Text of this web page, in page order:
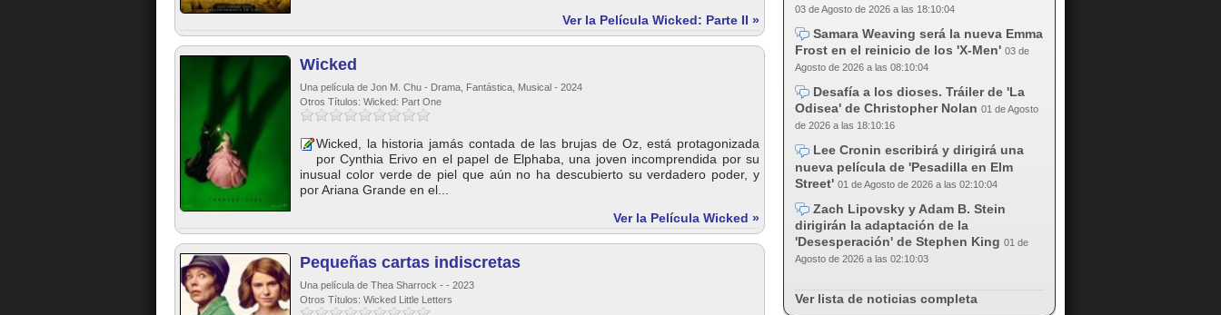
Ver la Película Wicked: Parte II »
Wicked
Una película de Jon M. Chu - Drama, Fantástica, Musical - 2024
Otros Títulos: Wicked: Part One
Wicked, la historia jamás contada de las brujas de Oz, está protagonizada
por Cynthia Erivo en el papel de Elphaba, una joven incomprendida por su
inusual color verde de piel que aún no ha descubierto su verdadero poder, y
por Ariana Grande en el...
Ver la Película Wicked »
Pequeñas cartas indiscretas
Una película de Thea Sharrock - - 2023
Otros Títulos: Wicked Little Letters
03 de Agosto de 2026 a las 18:10:04
Samara Weaving será la nueva Emma
Frost en el reinicio de los 'X-Men' 03 de
Agosto de 2026 a las 08:10:04
Desafía a los dioses. Tráiler de 'La
Odisea' de Christopher Nolan 01 de Agosto
de 2026 a las 18:10:16
Lee Cronin escribirá y dirigirá una
nueva película de 'Pesadilla en Elm
Street' 01 de Agosto de 2026 a las 02:10:04
Zach Lipovsky y Adam B. Stein
dirigirán la adaptación de la
'Desesperación' de Stephen King 01 de
Agosto de 2026 a las 02:10:03
Ver lista de noticias completa